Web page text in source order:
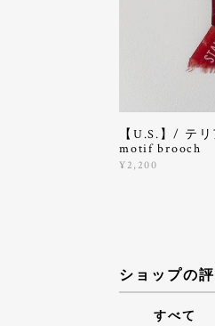
【U.S.】/ テ
motif brooch
¥2,200
ショップの
すべて